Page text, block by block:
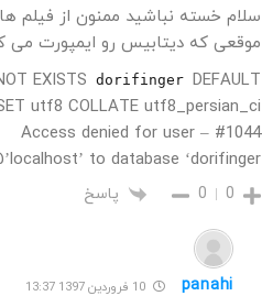
سلام خسته نباشید ممنون از فیلم
موقعی که دیتابیس رو ایمپورت می
EXISTS dorifinger DEFAULT
utf8 COLLATE utf8_persian_ci
#1044 – Access denied for user
to database ‘dorifinger’
0
0 پاسخ
panahi 10 فروردین 1397 13:37